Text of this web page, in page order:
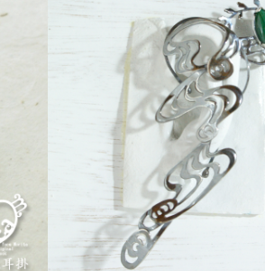
ear hook「イロジカケ」